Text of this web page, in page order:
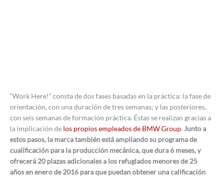
“Work Here!” consta de dos fases basadas en la práctica: la fase de
orientación, con una duración de tres semanas; y las posteriores,
con seis semanas de formación práctica. Éstas se realizan gracias a
la implicación de los propios empleados de BMW Group. Junto a
estos pasos, la marca también está ampliando su programa de
cualificación para la producción mecánica, que dura 6 meses, y
ofrecerá 20 plazas adicionales a los refugiados menores de 25
años en enero de 2016 para que puedan obtener una calificación